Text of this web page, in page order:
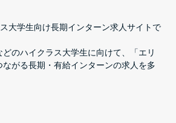
大学生向け長期インターン求人サイトで
のハイクラス大学生に向けて、「エリ
がる長期・有給インターンの求人を多